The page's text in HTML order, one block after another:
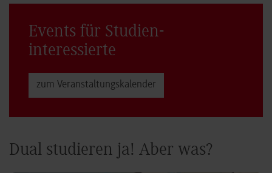
Events für Studien­
interessierte
zum Veranstaltungs­kalender
Dual studieren ja! Aber was?